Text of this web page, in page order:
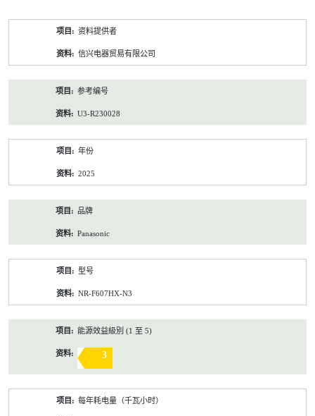
资料提供者
信兴电器贸易有限公司
参考编号
U3-R230028
年份
2025
品牌
Panasonic
型号
NR-F607HX-N3
能源效益級別 (1 至 5)
3
每年耗电量（千瓦小时）